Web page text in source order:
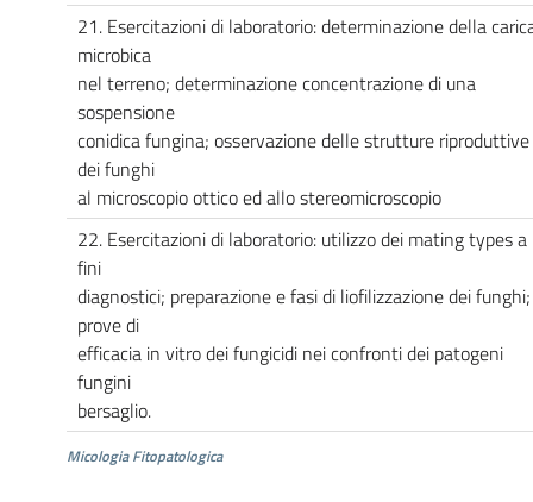
Micologia Fitopatologica
21. Esercitazioni di laboratorio: determinazione della
microbica
nel terreno; determinazione concentrazione di una
sospensione
conidica fungina; osservazione delle strutture riproduttive
dei funghi
al microscopio ottico ed allo stereomicroscopio
22. Esercitazioni di laboratorio: utilizzo dei mating types a
fini
diagnostici; preparazione e fasi di liofilizzazione dei funghi;
prove di
efficacia in vitro dei fungicidi nei confronti dei patogeni
fungini
bersaglio.